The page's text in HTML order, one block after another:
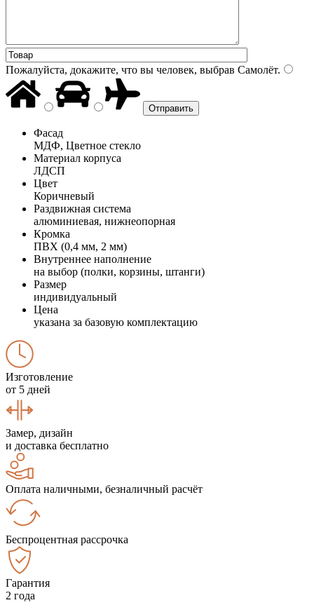
Пожалуйста, докажите, что вы человек, выбрав Самолёт.
Фасад
МДФ, Цветное стекло
Материал корпуса
ЛДСП
Цвет
Коричневый
Раздвижная система
алюминиевая, нижнеопорная
Кромка
ПВХ (0,4 мм, 2 мм)
Внутреннее наполнение
на выбор (полки, корзины, штанги)
Размер
индивидуальный
Цена
указана за базовую комплектацию
Изготовление
от 5 дней
Замер, дизайн
и доставка бесплатно
Оплата наличными, безналичный расчёт
Беспроцентная рассрочка
Гарантия
2 года